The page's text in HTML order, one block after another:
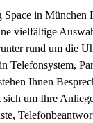
in München
vielfältige
rund um die
Telefonsystem,
Ihnen
um Ihre